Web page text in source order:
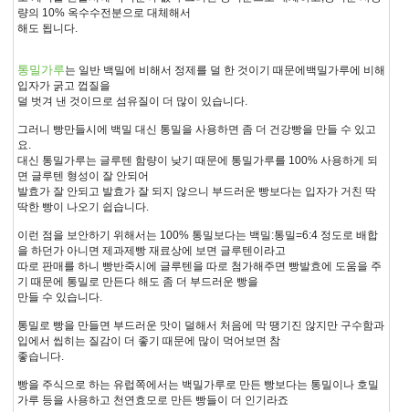
량의 10% 옥수수전분으로 대체해서
해도 됩니다.
통밀가루는 일반 백밀에 비해서 정제를 덜 한 것이기 때문에백밀가루에 비해
입자가 굵고 껍질을
덜 벗겨 낸 것이므로 섬유질이 더 많이 있습니다.
그러니 빵만들시에 백밀 대신 통밀을 사용하면 좀 더 건강빵을 만들 수 있고
요.
대신 통밀가루는 글루텐 함량이 낮기 때문에 통밀가루를 100% 사용하게 되
면 글루텐 형성이 잘 안되어
발효가 잘 안되고 발효가 잘 되지 않으니 부드러운 빵보다는 입자가 거친 딱
딱한 빵이 나오기 쉽습니다.
이런 점을 보안하기 위해서는 100% 통밀보다는 백밀:통밀=6:4 정도로 배합
을 하던가 아니면 제과제빵 재료상에 보면 글루텐이라고
따로 판매를 하니 빵반죽시에 글루텐을 따로 첨가해주면 빵발효에 도움을 주
기 때문에 통밀로 만든다 해도 좀 더 부드러운 빵을
만들 수 있습니다.
통밀로 빵을 만들면 부드러운 맛이 덜해서 처음에 막 땡기진 않지만 구수함과
입에서 씹히는 질감이 더 좋기 때문에 많이 먹어보면 참
좋습니다.
빵을 주식으로 하는 유럽쪽에서는 백밀가루로 만든 빵보다는 통밀이나 호밀
가루 등을 사용하고 천연효모로 만든 빵들이 더 인기라죠